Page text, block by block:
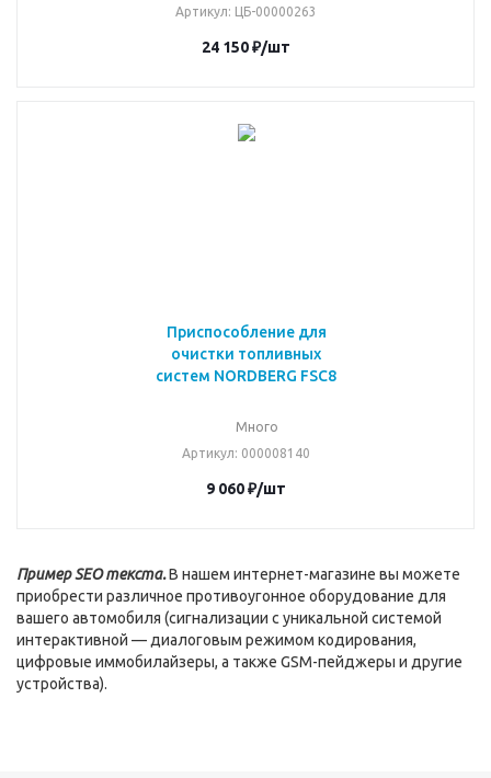
Артикул: ЦБ-00000263
24 150₽/шт
Приспособление для
очистки топливных
систем NORDBERG FSC8
Много
Артикул: 000008140
9 060₽/шт
Пример SEO текста.В нашем интернет-магазине вы можете
приобрести различное противоугонное оборудование для
вашего автомобиля (сигнализации с уникальной системой
интерактивной — диалоговым режимом кодирования,
цифровые иммобилайзеры, а также GSM-пейджеры и другие
устройства).